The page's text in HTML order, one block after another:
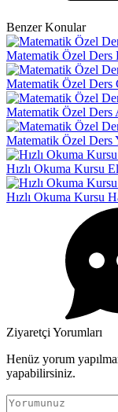
Benzer Konular
Matematik Özel Ders
Matematik Özel Ders
Matematik Özel Ders
Matematik Özel Ders
Hızlı Okuma Kursu
Hızlı Okuma Kursu
Ziyaretçi Yorumları
Henüz yorum
yapabilirsiniz.